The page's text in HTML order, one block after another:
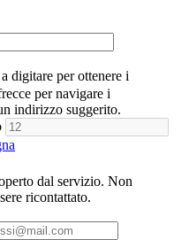
digitare per ottenere i
per navigare i
indirizzo suggerito.
dal servizio. Non
ricontattato.